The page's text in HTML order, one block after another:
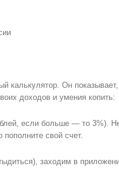
калькулятор. Он
доходов и умения копить:
если больше — то 3%).
свой счет.
заходим в